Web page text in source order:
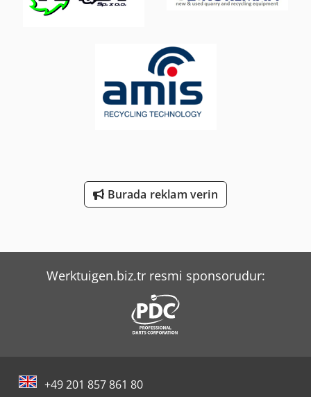
kapasitesinin en verimli şekilde kullanılmasını sağlar. Pres
çalışma kapasitesi: 42,97 m³/saat Besleme ağzı Genişlik x
Uzunluk: 890 x 1020 mm Balya Genişlik x Yükseklik x
Uzunluk: 1100 x 1100 x 1200 mm Toplam uzunluk x genişlik
x yükseklik: 5366 x 2525 x 2559 mm Balya ağırlığı: 600 kg
Burada reklam verin
Werktuigen.biz.tr resmi sponsorudur:
+49 201 857 861 80